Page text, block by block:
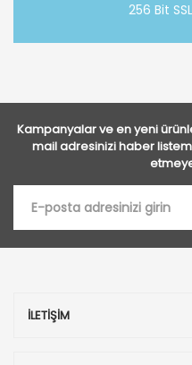
256 Bit
Kampanyalar ve en yeni
mail adresinizi haber
İLETİŞİM